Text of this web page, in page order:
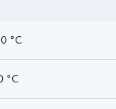
°C
°C